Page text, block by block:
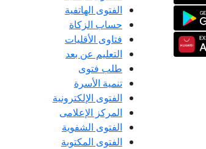
الفتوى الهاتفية
حساب الزكاة
فتاوى الأقليات
التعليم عن بعد
طلب فتوى
تنمية الأسرة
الفتوى الإلكترونية
المركز الإعلامى
الفتوى الشفوية
الفتوى المكتوبة